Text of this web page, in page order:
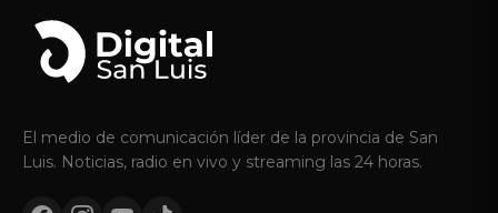
El medio de comunicación líder de la provincia de San
Luis. Noticias, radio en vivo y streaming las 24 horas.